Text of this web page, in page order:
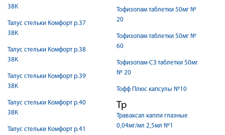
38К
Талус стельки Комфорт р.37
38К
Талус стельки Комфорт р.38
38К
Талус стельки Комфорт р.39
38К
Талус стельки Комфорт р.40
38К
Талус стельки Комфорт р.41
Тофизопам таблетки 50мг №
20
Тофизопам таблетки 50мг №
60
Тофизопам-СЗ таблетки 50мг
№ 20
Тофф Плюс капсулы №10
Тр
Траваксал капли глазные
0,04мг/мл 2,5мл №1